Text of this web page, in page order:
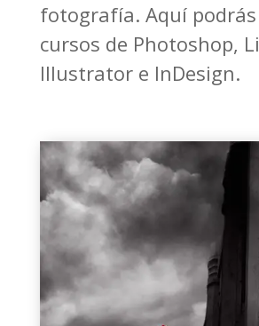
fotografía. Aquí
cursos de Photoshop,
Illustrator e InDesign.